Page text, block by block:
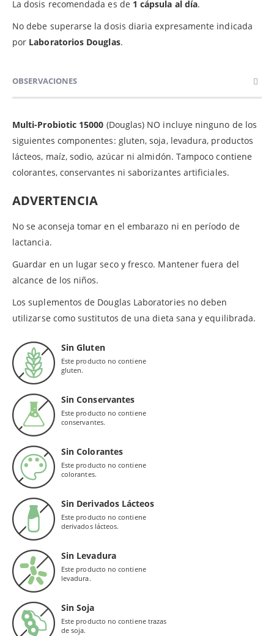
La dosis recomendada es de 1 cápsula al día.
No debe superarse la dosis diaria expresamente indicada
por Laboratorios Douglas.
OBSERVACIONES
Multi-Probiotic 15000 (Douglas) NO incluye ninguno de los
siguientes componentes: gluten, soja, levadura, productos
lácteos, maíz, sodio, azúcar ni almidón. Tampoco contiene
colorantes, conservantes ni saborizantes artificiales.
ADVERTENCIA
No se aconseja tomar en el embarazo ni en período de
lactancia.
Guardar en un lugar seco y fresco. Mantener fuera del
alcance de los niños.
Los suplementos de Douglas Laboratories no deben
utilizarse como sustitutos de una dieta sana y equilibrada.
Sin Gluten
Este producto no contiene
gluten.
Sin Conservantes
Este producto no contiene
conservantes.
Sin Colorantes
Este producto no contiene
colorantes.
Sin Derivados Lácteos
Este producto no contiene
derivados lácteos.
Sin Levadura
Este producto no contiene
levadura.
Sin Soja
Este producto no contiene trazas
de soja.